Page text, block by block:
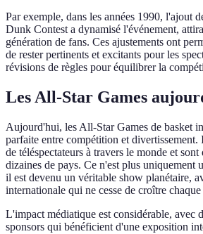
Par exemple, dans les années 1990, l'ajout
Dunk Contest a dynamisé l'événement,
génération de fans. Ces ajustements ont
de rester pertinents et excitants pour les
révisions de règles pour équilibrer la
Les All-Star Games
Aujourd'hui, les All-Star Games de basket
parfaite entre compétition et
de téléspectateurs à travers le monde et sont
dizaines de pays. Ce n'est plus uniquement
il est devenu un véritable show planétaire,
internationale qui ne cesse de croître chaque
L'impact médiatique est considérable, avec
sponsors qui bénéficient d'une exposition